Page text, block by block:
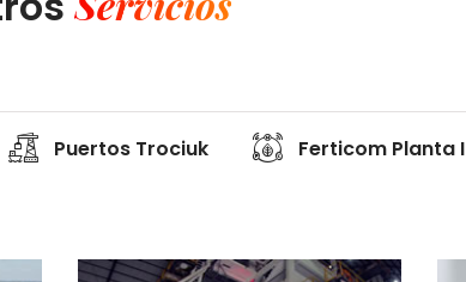
Puertos Trociuk Ferticom Planta I